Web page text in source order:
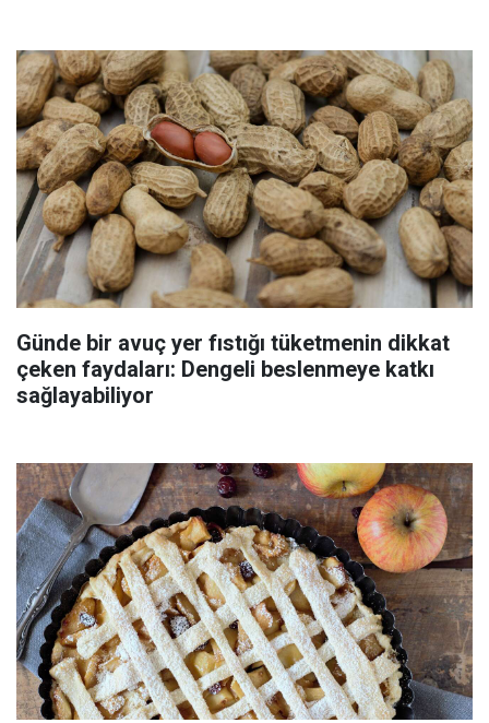
Günde bir avuç yer fıstığı tüketmenin dikkat
çeken faydaları: Dengeli beslenmeye katkı
sağlayabiliyor